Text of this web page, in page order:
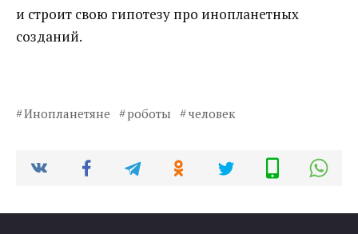
и строит свою гипотезу про инопланетных
созданий.
Инопланетяне роботы человек